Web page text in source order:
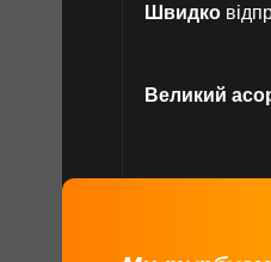
Швидко
Великий